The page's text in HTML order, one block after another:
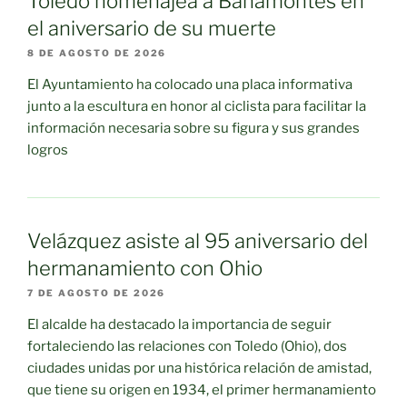
el aniversario de su muerte
8 DE AGOSTO DE 2026
El Ayuntamiento ha colocado una placa informativa
junto a la escultura en honor al ciclista para facilitar la
información necesaria sobre su figura y sus grandes
logros
Velázquez asiste al 95 aniversario del
hermanamiento con Ohio
7 DE AGOSTO DE 2026
El alcalde ha destacado la importancia de seguir
fortaleciendo las relaciones con Toledo (Ohio), dos
ciudades unidas por una histórica relación de amistad,
que tiene su origen en 1934, el primer hermanamiento